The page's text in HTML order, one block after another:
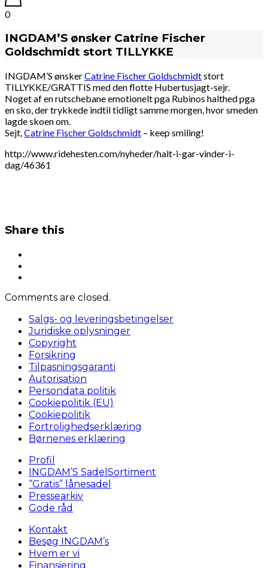
0
INGDAM’S ønsker Catrine Fischer
Goldschmidt stort TILLYKKE
INGDAM’S ønskerCatrine Fischer Goldschmidtstort
TILLYKKE/GRATTIS med den flotte Hubertusjagt-sejr.
Noget af en rutschebane emotionelt pga Rubinos halthed pga
en sko, der trykkede indtil tidligt samme morgen, hvor smeden
lagde skoen om.
Sejt, Catrine Fischer Goldschmidt – keep smiling!
http://www.ridehesten.com/nyheder/halt-i-gar-vinder-i-
dag/46361
Share this
Comments are closed.
Salgs- og leveringsbetingelser
Juridiske oplysninger
Copyright
Forsikring
Tilpasningsgaranti
Autorisation
Persondata politik
Cookiepolitik (EU)
Cookiepolitik
Fortrolighedserklæring
Børnenes erklæring
Profil
INGDAM’S SadelSortiment
“Gratis” lånesadel
Pressearkiv
Gode råd
Kontakt
Besøg INGDAM’s
Hvem er vi
Finansiering